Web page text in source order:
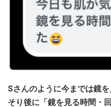
Sさんのように今までは鏡を
そり後に「鏡を見る時間・